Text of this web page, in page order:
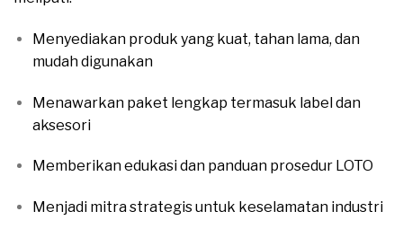
Menyediakan produk yang kuat, tahan lama, dan
mudah digunakan
Menawarkan paket lengkap termasuk label dan
aksesori
Memberikan edukasi dan panduan prosedur LOTO
Menjadi mitra strategis untuk keselamatan industri